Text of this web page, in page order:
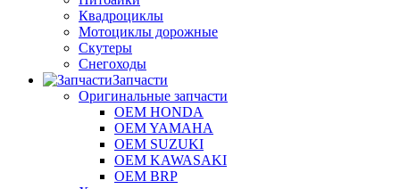
Квадроциклы
Мотоциклы дорожные
Скутеры
Снегоходы
Запчасти
Оригинальные запчасти
OEM HONDA
OEM YAMAHA
OEM SUZUKI
OEM KAWASAKI
OEM BRP